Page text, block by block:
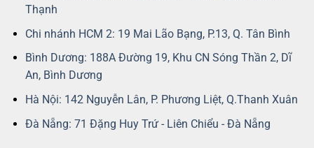
Thạnh
Chi nhánh HCM 2: 19 Mai Lão Bạng, P.13, Q. Tân Bình
Bình Dương: 188A Đường 19, Khu CN Sóng Thần 2, Dĩ
An, Bình Dương
Hà Nội: 142 Nguyễn Lân, P. Phương Liệt, Q.Thanh Xuân
Đà Nẵng: 71 Đặng Huy Trứ - Liên Chiểu - Đà Nẵng